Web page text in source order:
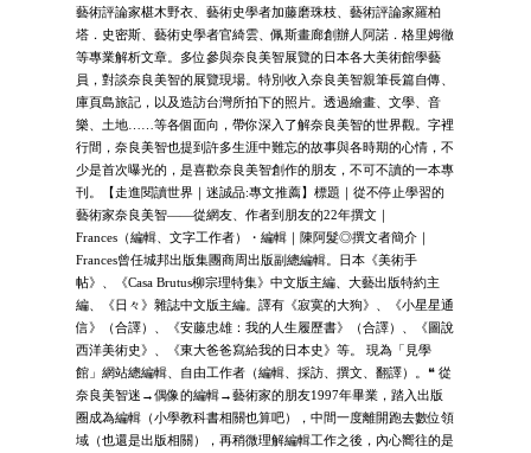
藝術評論家椹木野衣、藝術史學者加藤磨珠枝、藝術評論家羅柏
塔．史密斯、藝術史學者官綺雲、佩斯畫廊創辦人阿諾．格里姆徹
等專業解析文章。多位參與奈良美智展覽的日本各大美術館學藝
員，對談奈良美智的展覽現場。特別收入奈良美智親筆長篇自傳、
庫頁島旅記，以及造訪台灣所拍下的照片。透過繪畫、文學、音
樂、土地……等各個面向，帶你深入了解奈良美智的世界觀。字裡
行間，奈良美智也提到許多生涯中難忘的故事與各時期的心情，不
少是首次曝光的，是喜歡奈良美智創作的朋友，不可不讀的一本專
刊。【走進閱讀世界｜迷誠品:專文推薦】標題｜從不停止學習的
藝術家奈良美智——從網友、作者到朋友的22年撰文｜
Frances（編輯、文字工作者）・編輯｜陳阿髮◎撰文者簡介｜
Frances曾任城邦出版集團商周出版副總編輯。日本《美術手
帖》、《Casa Brutus柳宗理特集》中文版主編、大藝出版特約主
編、《日々》雜誌中文版主編。譯有《寂寞的大狗》、《小星星通
信》（合譯）、《安藤忠雄：我的人生履歷書》（合譯）、《圖說
西洋美術史》、《東大爸爸寫給我的日本史》等。 現為「見學
館」網站總編輯、自由工作者（編輯、採訪、撰文、翻譯）。❝ 從
奈良美智迷→偶像的編輯→藝術家的朋友1997年畢業，踏入出版
圈成為編輯（小學教科書相關也算吧），中間一度離開跑去數位領
域（也還是出版相關），再稍微理解編輯工作之後，內心嚮往的是